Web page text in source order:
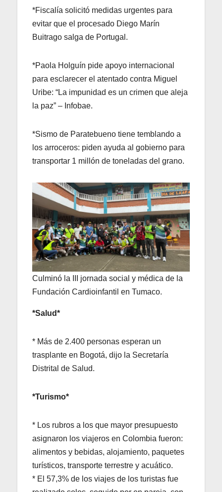
*Fiscalía solicitó medidas urgentes para
evitar que el procesado Diego Marín
Buitrago salga de Portugal.
*Paola Holguín pide apoyo internacional
para esclarecer el atentado contra Miguel
Uribe: “La impunidad es un crimen que aleja
la paz” – Infobae.
*Sismo de Paratebueno tiene temblando a
los arroceros: piden ayuda al gobierno para
transportar 1 millón de toneladas del grano.
Culminó la III jornada social y médica de la
Fundación Cardioinfantil en Tumaco.
*Salud*
* Más de 2.400 personas esperan un
trasplante en Bogotá, dijo la Secretaría
Distrital de Salud.
*Turismo*
* Los rubros a los que mayor presupuesto
asignaron los viajeros en Colombia fueron:
alimentos y bebidas, alojamiento, paquetes
turísticos, transporte terrestre y acuático.
* El 57,3% de los viajes de los turistas fue